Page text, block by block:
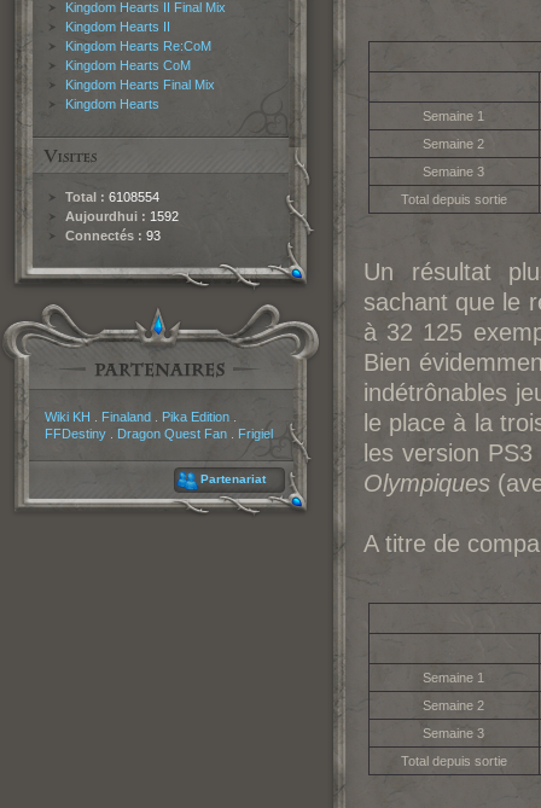
Kingdom Hearts II Final Mix
Kingdom Hearts II
Kingdom Hearts Re:CoM
Kingdom Hearts CoM
Kingdom Hearts Final Mix
Kingdom Hearts
Total : 6108554
Aujourdhui : 1592
Connectés : 93
Wiki KH Finaland Pika Edition
FFDestiny
Dragon Quest Fan Frigiel
Partenariat
Semaine 1
Semaine 2
Semaine 3
Total depuis sortie
Un résultat
sachant que le
à 32 125
Bien
indétrônables
le place à la
les version
Olympiques
A titre de
Semaine 1
Semaine 2
Semaine 3
Total depuis sortie